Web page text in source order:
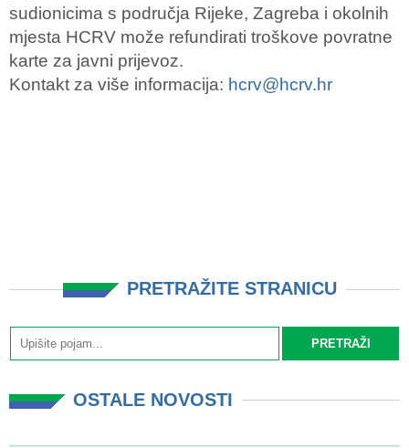
sudionicima s područja Rijeke, Zagreba i okolnih
mjesta HCRV može refundirati troškove povratne
karte za javni prijevoz.
Kontakt za više informacija: hcrv@hcrv.hr
PRETRAŽITE STRANICU
OSTALE NOVOSTI